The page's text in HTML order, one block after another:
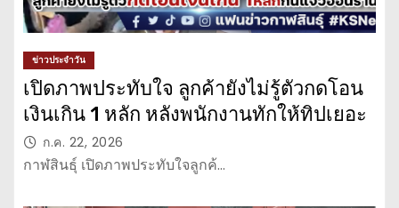
ข่าวประจำวัน
เปิดภาพประทับใจ ลูกค้ายังไม่รู้ตัวกดโอน
เงินเกิน 1 หลัก หลังพนักงานทักให้ทิปเยอะ
ก.ค. 22, 2026
กาฬสินธุ์ เปิดภาพประทับใจลูกค้…